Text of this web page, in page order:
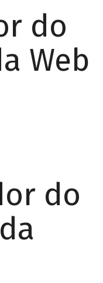
do
Web
do